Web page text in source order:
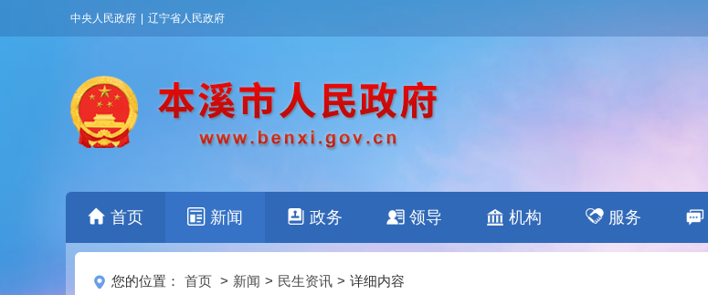
中央人民政府 辽宁省人民政府
首页 新闻 政务 领导 机构 服务
您的位置： 首页 > 新闻 > 民生资讯 > 详细内容